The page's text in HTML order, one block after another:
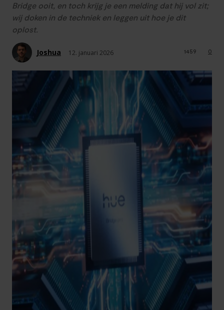
Bridge ooit, en toch krijg je een melding dat hij vol zit;
wij doken in de techniek en leggen uit hoe je dit
oplost.
Joshua 12. januari 2026 0
1459